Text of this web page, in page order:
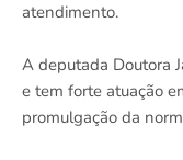
atendimento.
A deputada Doutora
e tem forte atuação
promulgação da